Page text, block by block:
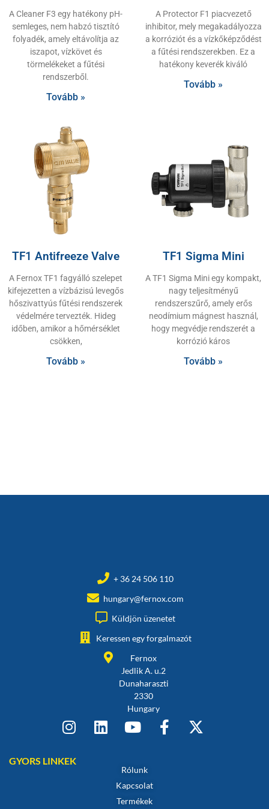
A Cleaner F3 egy hatékony pH-
semleges, nem habzó tisztító
folyadék, amely eltávolítja az
iszapot, vízkövet és
törmelékeket a fűtési
rendszerből.
Tovább »
A Protector F1 piacvezető
inhibitor, mely megakadályozza
a korróziót és a vízkőképződést
a fűtési rendszerekben. Ez a
hatékony keverék kiváló
Tovább »
TF1 Antifreeze Valve
A Fernox TF1 fagyálló szelepet
kifejezetten a vízbázisú levegős
hőszivattyús fűtési rendszerek
védelmére tervezték. Hideg
időben, amikor a hőmérséklet
csökken,
Tovább »
TF1 Sigma Mini
A TF1 Sigma Mini egy kompakt,
nagy teljesítményű
rendszerszűrő, amely erős
neodímium mágnest használ,
hogy megvédje rendszerét a
korrózió káros
Tovább »
+ 36 24 506 110
hungary@fernox.com
Küldjön üzenetet
Keressen egy forgalmazót
Fernox
Jedlik A. u.2
Dunaharaszti
2330
Hungary
GYORS LINKEK
Rólunk
Kapcsolat
Termékek